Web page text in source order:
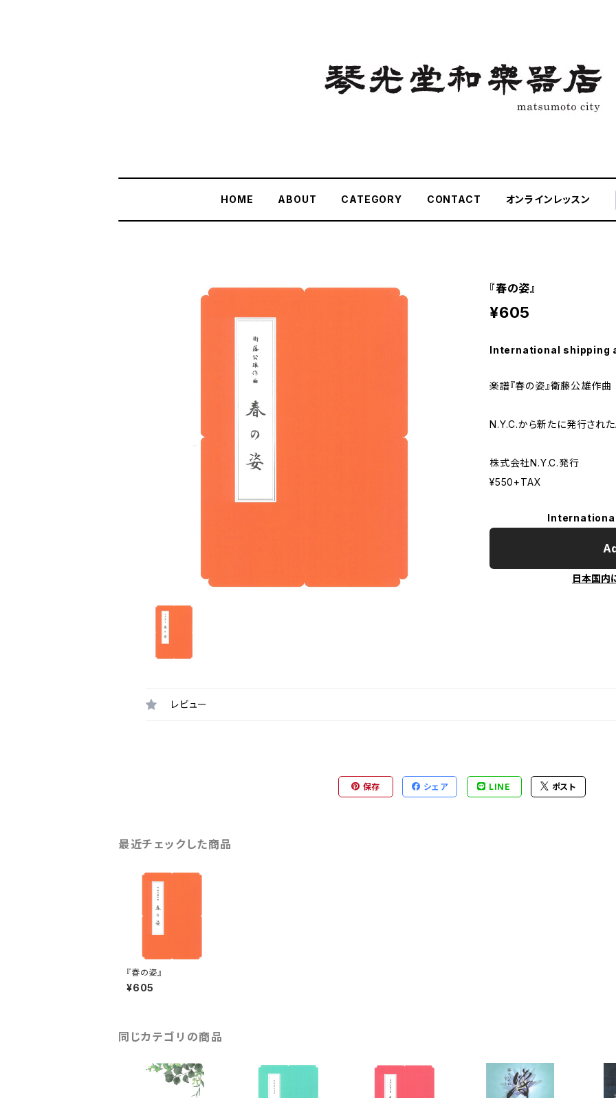
HOME ABOUT CATEGORY CONTACT オンラインレッスン
『春の姿』
¥605
International shipping
楽譜『春の姿』衛藤公雄作曲
N.Y.C.から新たに発行され
株式会社N.Y.C.発行
¥550+TAX
日本国内
レビュー
保存 シェア LINE ポスト
最近チェックした商品
『春の姿』
¥605
同じカテゴリの商品